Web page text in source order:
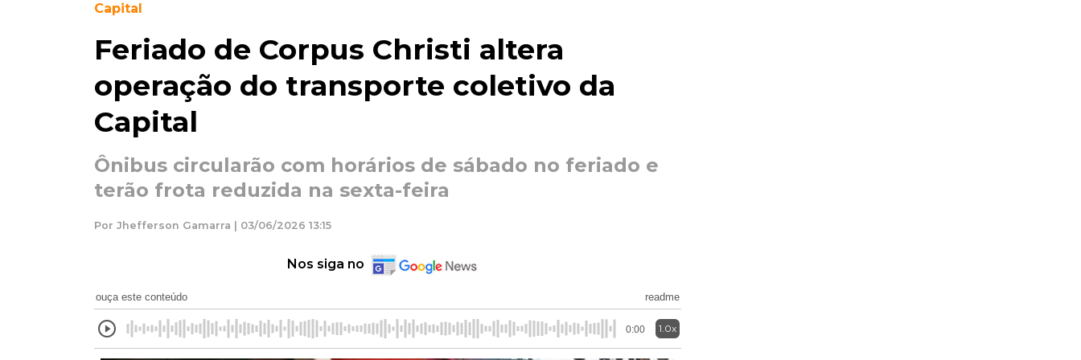
Capital
Feriado de Corpus Christi altera
operação do transporte coletivo da
Capital
Ônibus circularão com horários de sábado no feriado e
terão frota reduzida na sexta-feira
Por Jhefferson Gamarra | 03/06/2026 13:15
Nos siga no
ouça este conteúdo readme
0:00 1.0x